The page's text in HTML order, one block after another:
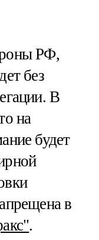
РФ,
без
В
на
будет
в
.